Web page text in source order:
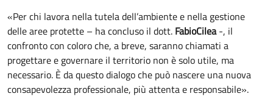
«Per chi lavora nella tutela dell’ambiente e nella gestione
delle aree protette – ha concluso il dott. FabioCilea-, il
confronto con coloro che, a breve, saranno chiamati a
progettare e governare il territorio non è solo utile, ma
necessario. È da questo dialogo che può nascere una nuova
consapevolezza professionale, più attenta e responsabile».